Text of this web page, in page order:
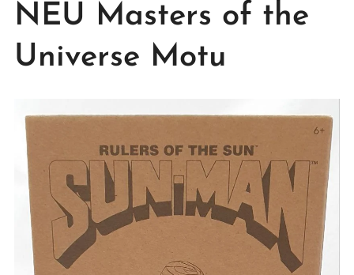
NEU Masters of the
Universe Motu